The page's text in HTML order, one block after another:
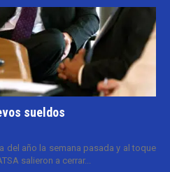
sueldos
del año la semana pasada y al toque
salieron a cerrar...